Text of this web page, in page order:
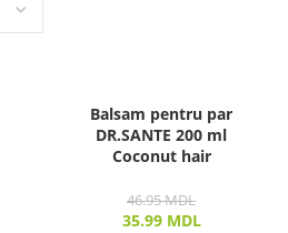
Balsam pentru par
DR.SANTE 200 ml
Coconut hair
46.95MDL
35.99 MDL